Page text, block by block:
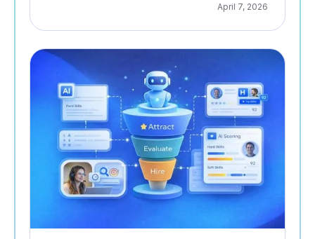
April 7, 2026
Recrutement